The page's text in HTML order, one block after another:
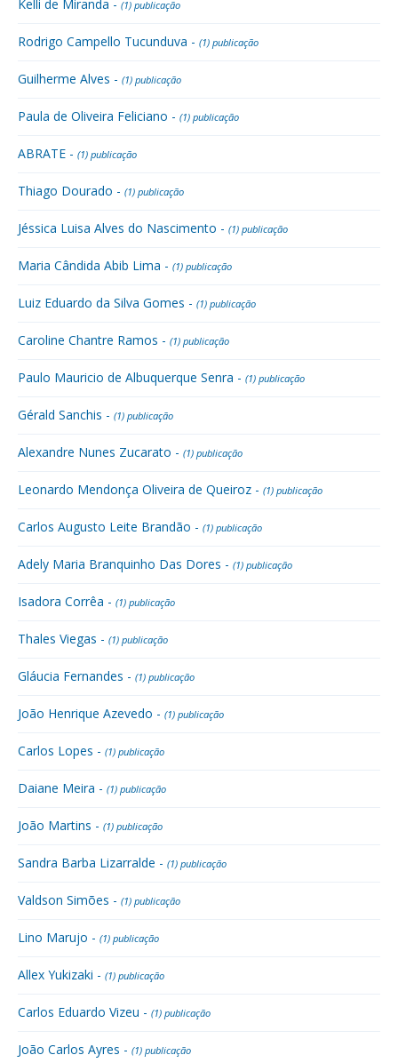
Kelli de Miranda - (1) publicação
Rodrigo Campello Tucunduva - (1) publicação
Guilherme Alves - (1) publicação
Paula de Oliveira Feliciano - (1) publicação
ABRATE - (1) publicação
Thiago Dourado - (1) publicação
Jéssica Luisa Alves do Nascimento - (1) publicação
Maria Cândida Abib Lima - (1) publicação
Luiz Eduardo da Silva Gomes - (1) publicação
Caroline Chantre Ramos - (1) publicação
Paulo Mauricio de Albuquerque Senra - (1) publicação
Gérald Sanchis - (1) publicação
Alexandre Nunes Zucarato - (1) publicação
Leonardo Mendonça Oliveira de Queiroz - (1) publicação
Carlos Augusto Leite Brandão - (1) publicação
Adely Maria Branquinho Das Dores - (1) publicação
Isadora Corrêa - (1) publicação
Thales Viegas - (1) publicação
Gláucia Fernandes - (1) publicação
João Henrique Azevedo - (1) publicação
Carlos Lopes - (1) publicação
Daiane Meira - (1) publicação
João Martins - (1) publicação
Sandra Barba Lizarralde - (1) publicação
Valdson Simões - (1) publicação
Lino Marujo - (1) publicação
Allex Yukizaki - (1) publicação
Carlos Eduardo Vizeu - (1) publicação
João Carlos Ayres - (1) publicação